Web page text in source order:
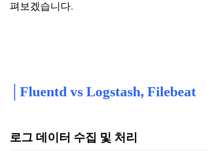
펴보겠습니다.
│Fluentd vs Logstash, Filebeat
로그 데이터 수집 및 처리